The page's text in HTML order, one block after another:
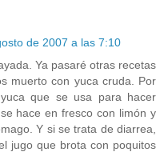
de 2007 a las 7:10
Ya pasaré otras recetas
muerto con yuca cruda. Por
que se usa para hacer
hace en fresco con limón y
Y si se trata de diarrea,
jugo que brota con poquitos